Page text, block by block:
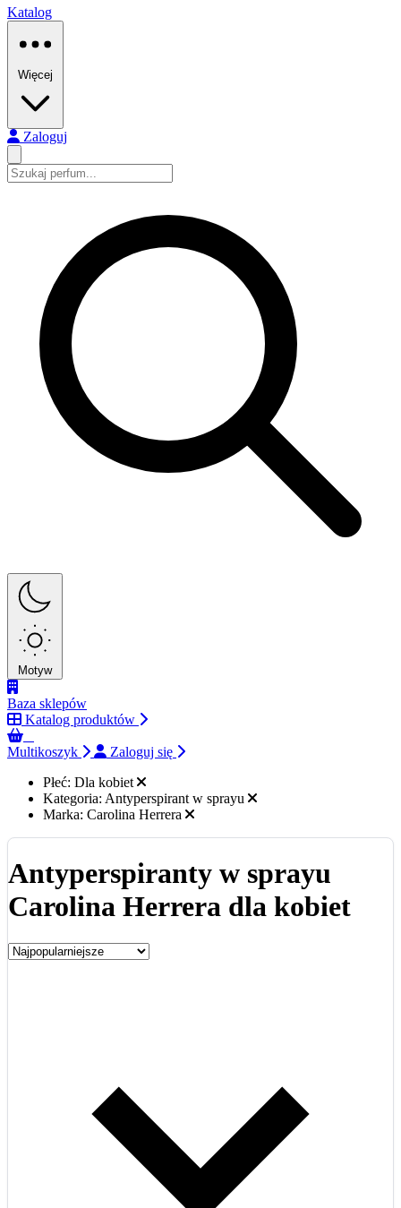
Katalog
Więcej
Zaloguj
Motyw
Baza sklepów
Katalog produktów
Multikoszyk
Zaloguj się
Płeć: Dla kobiet
Kategoria: Antyperspirant w sprayu
Marka: Carolina Herrera
Antyperspiranty w sprayu
Carolina Herrera dla kobiet